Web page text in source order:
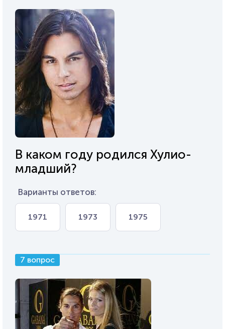
В каком году родился Хулио-
младший?
Варианты ответов:
1971 1973 1975
7 вопрос